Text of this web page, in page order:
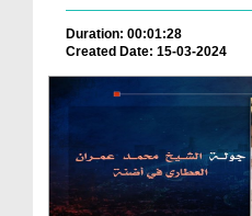
Duration: 00:01:28
Created Date: 15-03-2024